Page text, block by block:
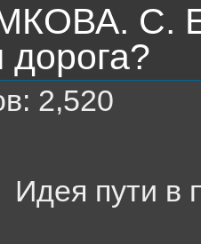
С.
дорога?
2,520
Идея пути в